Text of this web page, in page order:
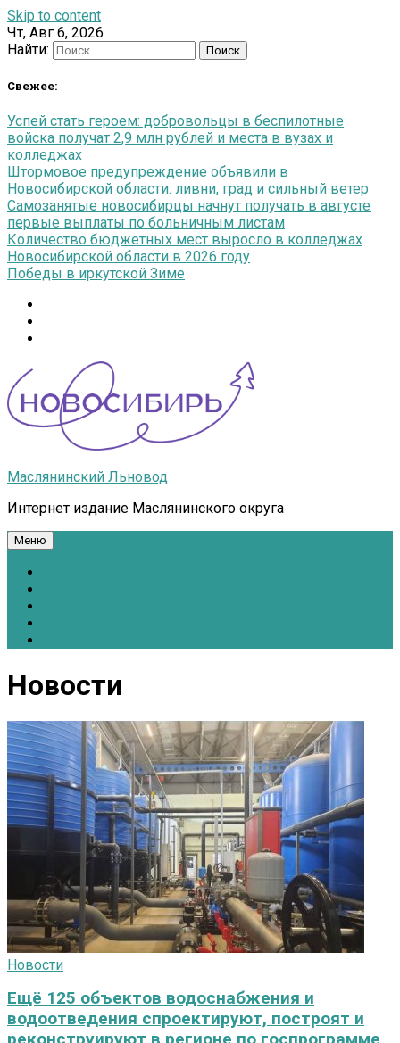
Skip to content
Чт, Авг 6, 2026
Найти:
Свежее:
Успей стать героем: добровольцы в беспилотные
войска получат 2,9 млн рублей и места в вузах и
колледжах
Штормовое предупреждение объявили в
Новосибирской области: ливни, град и сильный ветер
Самозанятые новосибирцы начнут получать в августе
первые выплаты по больничным листам
Количество бюджетных мест выросло в колледжах
Новосибирской области в 2026 году
Победы в иркутской Зиме
Маслянинский Льновод
Интернет издание Маслянинского округа
Меню
Новости
Новости
Ещё 125 объектов водоснабжения и
водоотведения спроектируют, построят и